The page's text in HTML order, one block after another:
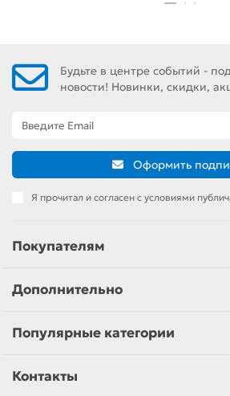
Будьте в центре событий -
новости! Новинки, скидки,
Оформить
Я прочитал и согласен с условиями
Покупателям
Дополнительно
Популярные категории
Контакты